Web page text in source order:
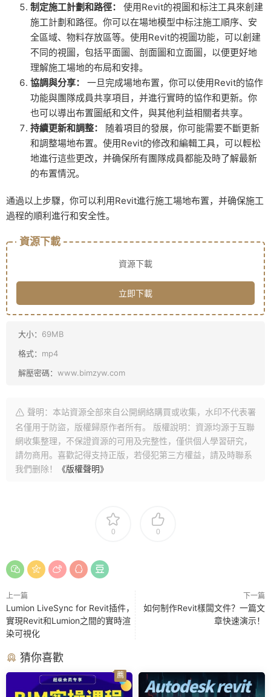
制定施工計劃和路徑：
使用Revit的視圖和标注工具來創建
施工計劃和路徑。你可以在場地模型中标注施工順序、安
全區域、物料存放區等。使用Revit的視圖功能，可以創建
不同的視圖，包括平面圖、剖面圖和立面圖，以便更好地
理解施工場地的布局和安排。
協調與分享：
一旦完成場地布置，你可以使用Revit的協作
功能與團隊成員共享項目，并進行實時的協作和更新。你
也可以導出布置圖紙和文件，與其他利益相關者共享。
持續更新和調整：
随着項目的發展，你可能需要不斷更新
和調整場地布置。使用Revit的修改和編輯工具，可以輕松
地進行這些更改，并确保所有團隊成員都能及時了解最新
的布置情況。
通過以上步驟，你可以利用Revit進行施工場地布置，并确保施工
過程的順利進行和安全性。
資源下載
資源下載
立即下載
大小： 69MB
格式： mp4
解壓密碼： www.bimzyw.com
聲明：本站資源全部來自公開網絡購買或收集，水印不代表署
名僅用于防盜，版權歸原作者所有。 版權說明：資源均源于互聯
網收集整理，不保證資源的可用及完整性，僅供個人學習研究，
請勿商用。喜歡記得支持正版，若侵犯第三方權益，請及時聯系
我們删除！
《版權聲明》
0 0
上一篇
Lumion LiveSync for Revit插件，
實現Revit和Lumion之間的實時渲
染可視化
下一篇
如何制作Revit樣闆文件？一篇文
章快速演示！
猜你喜歡
薦